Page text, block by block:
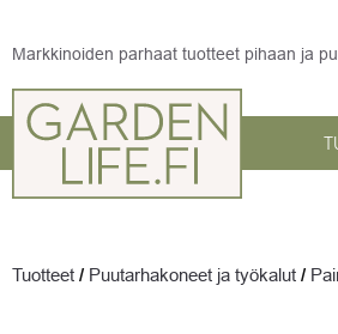
Markkinoiden parhaat tuotteet pihaan ja
Tuotteet / Puutarhakoneet ja työkalut /